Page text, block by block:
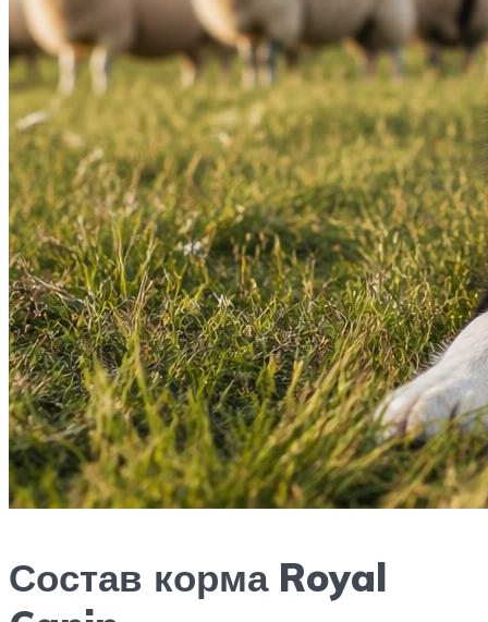
Состав корма Royal